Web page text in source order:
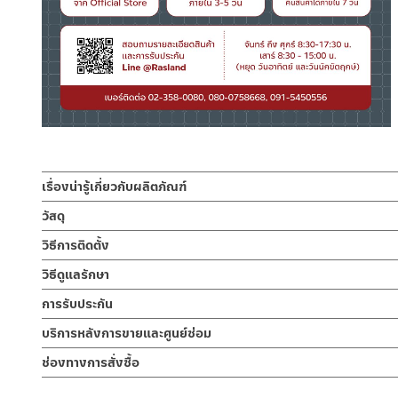
เรื่องน่ารู้เกี่ยวกับผลิตภัณฑ์
ก๊อกซิ้งค์น้ำเย็น ล้างจาน ผลิตจากสแตนเลส เกรด 304 แบบติดตั้ง
อิสระ ปากก๊อกสามารถปรับสเปรย์ได้ 2 ระบบ คือระบบฉีดชำระครา
ก๊อกเป็นเกลียวทองเหลืองคุณภาพดี รับประกันวาล์วน้ำไม่รั่วซึม 10 ปี
ก็อกซิ้งค์ล้างจาน ทรงโค้ง แบบติดตั้งกำแพง ผลิตจากสแตนเลส เกร
คราบน้ำ ออกแบบงวงก๊อกให้เป็นทรงโค้งสูง คอก๊อกน้ำสามารถปรับ
ขจัดคราบได้ง่าย และแบบน้ำฝอยนุ่ม เพื่อการล้างไม่ให้กระเด็น สามา
สะดวกต่อการใช้งานในห้องครัว เพื่อการล้างสิ่งของหรือภาชนะเป็น
ใหม่ เป็นแกนทองเหลือง แข็งแรงทนทาน ใช้เพียงมือหมุนล็อค เพื่อเป็
วัสดุ
ตัวก๊อกน้ำ
ผลิตจากสแตนเลส 304 เกรด 304
วิธีการติดตั้ง
ข้อแนะนำในการติดตั้ง
สำหรับการติดตั้งใหม่ ให้ไล่ฝุ่น เศษทราย เศษท่อ ออกจากท่อน้ำก่อน
พาเศษละอองต่างๆ ออกจากท่อน้ำ มิเช่นนั้นสิ่งสกปรกจะเข้าไปภายใน
ไม่อยู่ในเงื่อนไขการรับประกัน
วิธีดูแลรักษา
คำแนะนำในการดูแลรักษาผลิตภัณฑ์
1. ไม่ทำสินค้าให้เกิดความเสียหายอื่น ๆ นอกจากการใช้งานปกติ เช่นไ
2. ทำความสะอาดสินค้าโดยการใช้ผ้านุ่มๆชุบน้ำหมาดๆแล้วเช็ดให้แห้ง
3. ห้ามใช้สารเคมีที่มีฤทธิ์เป็นกรด ในการทำความสะอาด เนื่องจากผิวข
4. ห้ามใช้แปรง วัสดุแข็ง หยาบ ห้ามใช้ฝอยขัดทำความสะอาด ขัดหรือ
การรับประกัน
รับประกันไส้วาล์ว ไม่รั่วซึม 10 ปี
บริการหลังการขายและศูนย์ซ่อม
ช่องทางออนไลน์
– Email: contact@charnpaiboon.com
ช่องทางการสั่งซื้อ